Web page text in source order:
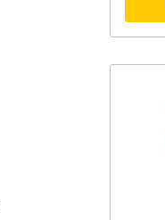
Muck